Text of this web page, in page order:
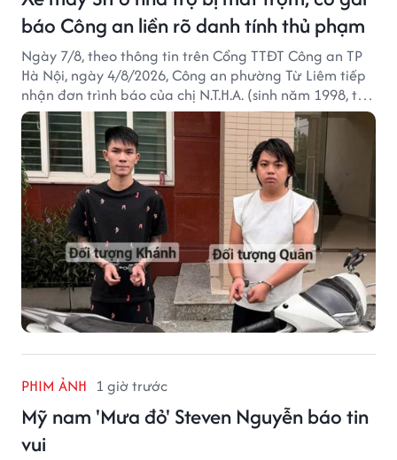
báo Công an liền rõ danh tính thủ phạm
Ngày 7/8, theo thông tin trên Cổng TTĐT Công an TP
Hà Nội, ngày 4/8/2026, Công an phường Từ Liêm tiếp
nhận đơn trình báo của chị N.T.H.A. (sinh năm 1998, trú
tại phường Từ Liêm) về việc bị kẻ gian lấy trộm chiếc
xe mô tô Honda SH 125i, tại khu nhà trọ nơi đang sinh
sống.
PHIM ẢNH 1 giờ trước
Mỹ nam 'Mưa đỏ' Steven Nguyễn báo tin
vui